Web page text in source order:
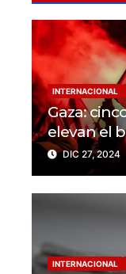
INTERNACIONAL
Gaza:
elevan el
en 2024
DIC 27, 2024
INTERNACIONAL